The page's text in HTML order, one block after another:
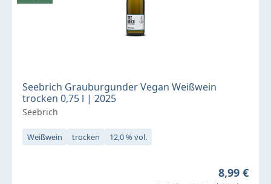
Seebrich Grauburgunder Vegan Weißwein
trocken 0,75 l | 2025
Seebrich
Weißwein trocken 12,0 % vol.
Regulärer
8,99 €